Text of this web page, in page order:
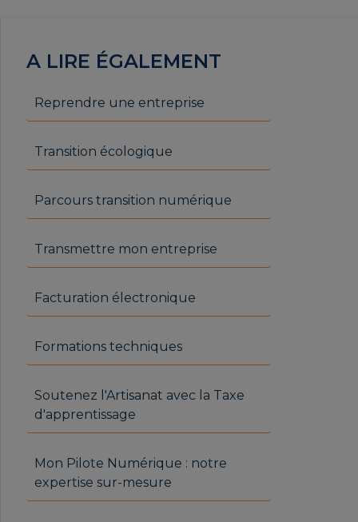
A LIRE ÉGALEMENT
Reprendre une entreprise
Transition écologique
Parcours transition numérique
Transmettre mon entreprise
Facturation électronique
Formations techniques
Soutenez l'Artisanat avec la Taxe
d'apprentissage
Mon Pilote Numérique : notre
expertise sur-mesure